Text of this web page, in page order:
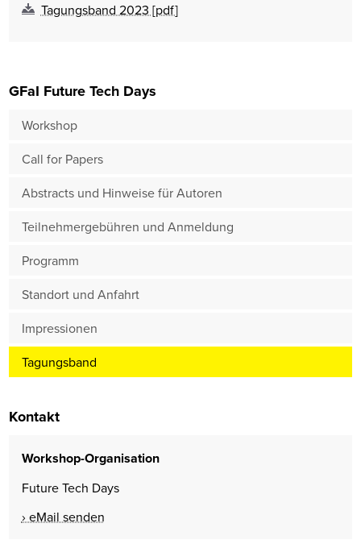
Tagungsband 2023 [pdf]
GFaI Future Tech Days
Workshop
Call for Papers
Abstracts und Hinweise für Autoren
Teilnehmergebühren und Anmeldung
Programm
Standort und Anfahrt
Impressionen
Tagungsband
Kontakt
Workshop-Organisation
Future Tech Days
eMail senden